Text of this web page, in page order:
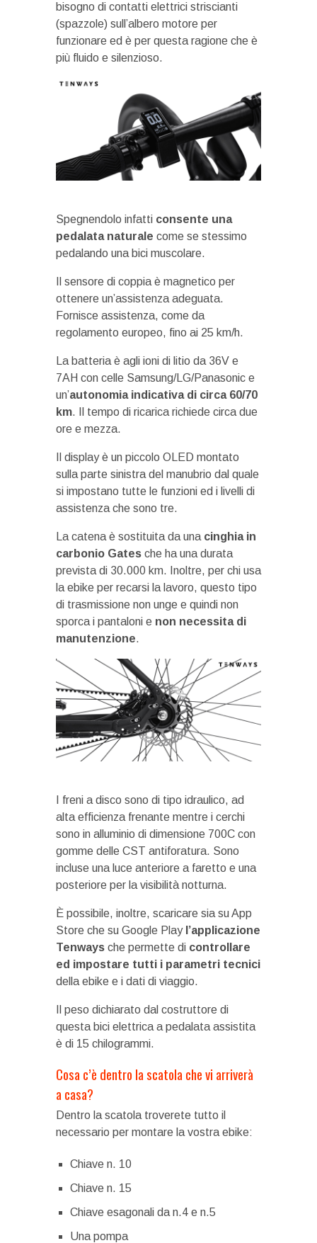
bisogno di contatti elettrici striscianti
(spazzole) sull’albero motore per
funzionare ed è per questa ragione che è
più fluido e silenzioso.
Spegnendolo infatti consente una
pedalata naturale come se stessimo
pedalando una bici muscolare.
Il sensore di coppia è magnetico per
ottenere un’assistenza adeguata.
Fornisce assistenza, come da
regolamento europeo, fino ai 25 km/h.
La batteria è agli ioni di litio da 36V e
7AH con celle Samsung/LG/Panasonic e
un’autonomia indicativa di circa 60/70
km. Il tempo di ricarica richiede circa due
ore e mezza.
Il display è un piccolo OLED montato
sulla parte sinistra del manubrio dal quale
si impostano tutte le funzioni ed i livelli di
assistenza che sono tre.
La catena è sostituita da una cinghia in
carbonio Gates che ha una durata
prevista di 30.000 km. Inoltre, per chi usa
la ebike per recarsi la lavoro, questo tipo
di trasmissione non unge e quindi non
sporca i pantaloni e non necessita di
manutenzione.
I freni a disco sono di tipo idraulico, ad
alta efficienza frenante mentre i cerchi
sono in alluminio di dimensione 700C con
gomme delle CST antiforatura. Sono
incluse una luce anteriore a faretto e una
posteriore per la visibilità notturna.
È possibile, inoltre, scaricare sia su App
Store che su Google Play l’applicazione
Tenways che permette di controllare
ed impostare tutti i parametri tecnici
della ebike e i dati di viaggio.
Il peso dichiarato dal costruttore di
questa bici elettrica a pedalata assistita
è di 15 chilogrammi.
Cosa c’è dentro la scatola che vi arriverà
a casa?
Dentro la scatola troverete tutto il
necessario per montare la vostra ebike:
Chiave n. 10
Chiave n. 15
Chiave esagonali da n.4 e n.5
Una pompa